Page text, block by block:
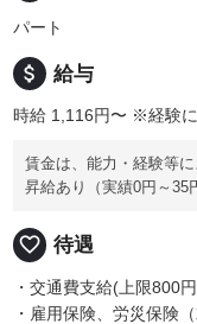
パート
attach_money 給与
時給 1,116円〜 ※経験
賃金は、能力・経験等
昇給あり（実績0円～35
favorite_border 待遇
・交通費支給(上限800
・雇用保険、労災保険